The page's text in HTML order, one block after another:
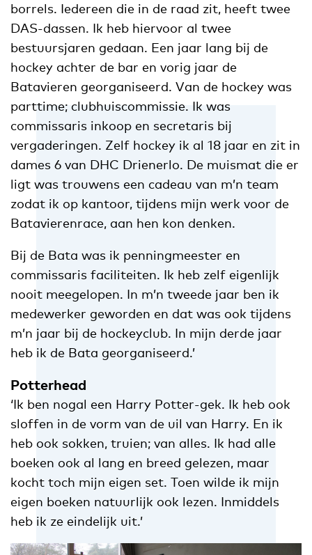
borrels. Iedereen die in de raad zit, heeft twee
DAS-dassen. Ik heb hiervoor al twee
bestuursjaren gedaan. Een jaar lang bij de
hockey achter de bar en vorig jaar de
Batavieren georganiseerd. Van de hockey was
parttime; clubhuiscommissie. Ik was
commissaris inkoop en secretaris bij
vergaderingen. Zelf hockey ik al 18 jaar en zit in
dames 6 van DHC Drienerlo. De muismat die er
ligt was trouwens een cadeau van m’n team
zodat ik op kantoor, tijdens mijn werk voor de
Batavierenrace, aan hen kon denken.
Bij de Bata was ik penningmeester en
commissaris faciliteiten. Ik heb zelf eigenlijk
nooit meegelopen. In m’n tweede jaar ben ik
medewerker geworden en dat was ook tijdens
m’n jaar bij de hockeyclub. In mijn derde jaar
heb ik de Bata georganiseerd.’
Potterhead
‘Ik ben nogal een Harry Potter-gek. Ik heb ook
sloffen in de vorm van de uil van Harry. En ik
heb ook sokken, truien; van alles. Ik had alle
boeken ook al lang en breed gelezen, maar
kocht toch mijn eigen set. Toen wilde ik mijn
eigen boeken natuurlijk ook lezen. Inmiddels
heb ik ze eindelijk uit.’